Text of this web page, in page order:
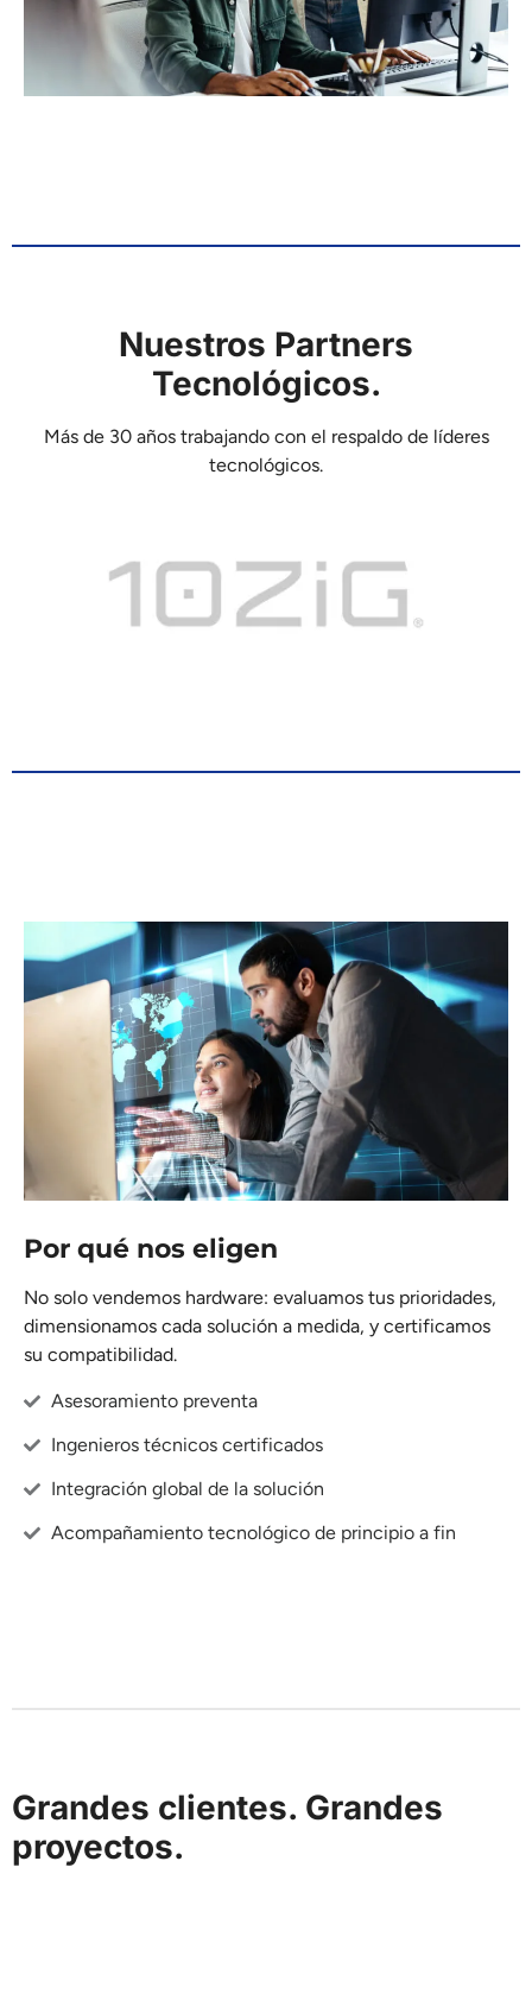
Nuestros Partners
Tecnológicos.
Más de 30 años trabajando con el respaldo de líderes
tecnológicos.
Por qué nos eligen
No solo vendemos hardware: evaluamos tus prioridades,
dimensionamos cada solución a medida, y certificamos
su compatibilidad.
Asesoramiento preventa
Ingenieros técnicos certificados
Integración global de la solución
Acompañamiento tecnológico de principio a fin
Grandes clientes. Grandes
proyectos.